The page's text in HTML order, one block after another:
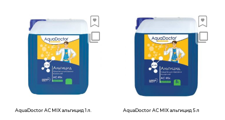
AquaDoctor AС MIX альгицид 1 л. AquaDoctor AС MIX альгицид 5 л